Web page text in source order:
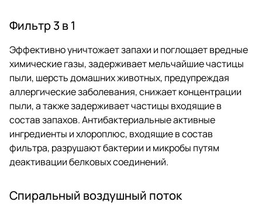
Фильтр 3 в 1
Эффективно уничтожает запахи и поглощает вредные
химические газы, задерживает мельчайшие частицы
пыли, шерсть домашних животных, предупреждая
аллергические заболевания, снижает концентрации
пыли, а также задерживает частицы входящие в
состав запахов. Антибактериальные активные
ингредиенты и хлороплюс, входящие в состав
фильтра, разрушают бактерии и микробы путям
деактивации белковых соединений.
Спиральный воздушный поток